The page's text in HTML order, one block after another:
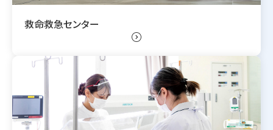
救命救急センター
expand_circle_right